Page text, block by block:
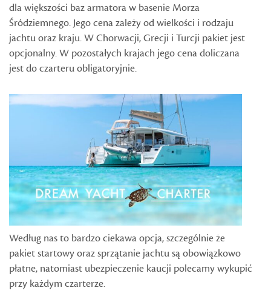
dla większości baz armatora w basenie Morza
Śródziemnego. Jego cena zależy od wielkości i rodzaju
jachtu oraz kraju. W Chorwacji, Grecji i Turcji pakiet jest
opcjonalny. W pozostałych krajach jego cena doliczana
jest do czarteru obligatoryjnie.
Według nas to bardzo ciekawa opcja, szczególnie że
pakiet startowy oraz sprzątanie jachtu są obowiązkowo
płatne, natomiast ubezpieczenie kaucji polecamy wykupić
przy każdym czarterze.